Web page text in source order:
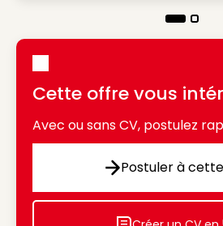
Cette offre vous
Avec ou sans CV, postulez
Postuler à